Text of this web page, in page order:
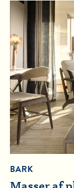
BARK